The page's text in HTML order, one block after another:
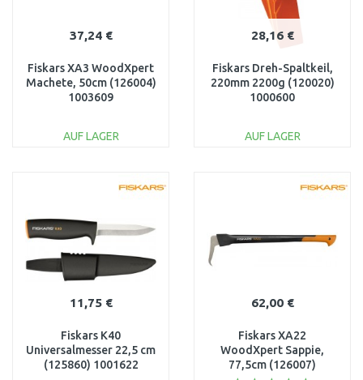
37,24 €
Fiskars XA3 WoodXpert
Machete, 50cm (126004)
1003609
AUF LAGER
28,16 €
Fiskars Dreh-Spaltkeil,
220mm 2200g (120020)
1000600
AUF LAGER
11,75 €
Fiskars K40
Universalmesser 22,5 cm
(125860) 1001622
62,00 €
Fiskars XA22
WoodXpert Sappie,
77,5cm (126007)